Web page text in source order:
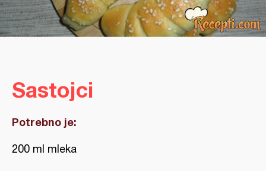
Sastojci
Potrebno je:
200 ml mleka